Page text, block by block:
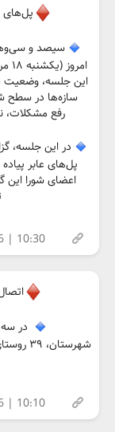
پل‌های
سیصد و
این جلسه، وضعیت
سازه‌ها در سطح
رفع مشکلات،
در این جلسه،
پل‌های عابر
اعضای شورا این
| 10:30
اتصال ۳۹ روستای آذربایجان شرقی به
| 10:10